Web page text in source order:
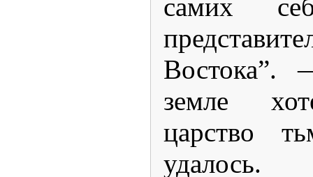
самих
Востока”.
земле
царство